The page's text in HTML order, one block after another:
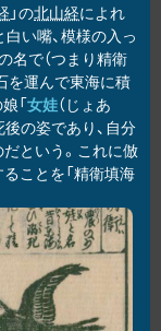
」の北山経によれ
い嘴、模様の入っ
名で（つまり精衛
を運んで東海に積
「女娃（じょあ
の姿であり、自分
という。これに倣
ことを「精衛填海